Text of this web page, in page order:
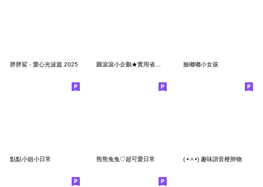
胖胖鯊 - 愛心光波篇 2025 臉嘟嘟小女孩
點點小姐小日常 熊熊兔兔♡超可愛日常 ( •ㅅ•) 趣味諧音梗肺物